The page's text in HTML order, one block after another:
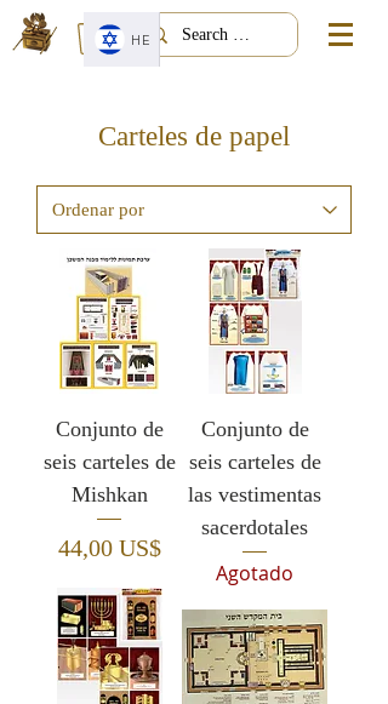
HE
Carteles de papel
Conjunto de
seis carteles de
Mishkan
Precio
44,00 US$
Conjunto de
seis carteles de
las vestimentas
sacerdotales
Agotado